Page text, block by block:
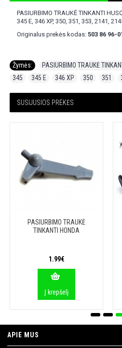
PASIURBIMO TRAUKĖ TINKANTI
345 E, 346 XP, 350, 351, 353, 2141,
Originalus prekės kodas: 503 86 96-
Žymės: PASIURBIMO TRAUKĖ
345
345 E 346 XP 350 351
SUSIJUSIOS PREKĖS
PASIURBIMO TRAUKĖ
TINKANTI HONDA
1.99€
Į krepšelį
APIE MUS